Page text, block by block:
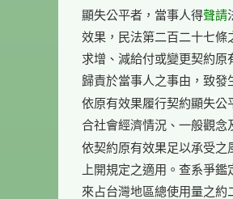
顯失公平者，當事人得聲請
效果，民法第二百二十七條
求增、減給付或變更契約原
歸責於當事人之事由，致發
依原有效果履行契約顯失公
合社會經濟情況、一般觀念
依契約原有效果足以承受之
上開規定之適用。查系爭
來占台灣地區總使用量之約